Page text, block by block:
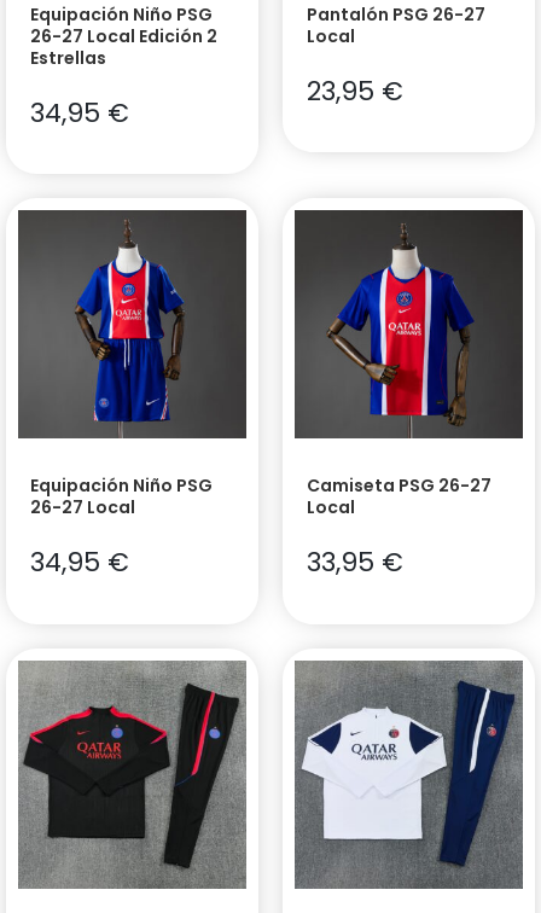
Equipación Niño PSG
26-27 Local Edición 2
Estrellas
34,95 €
Pantalón PSG 26-27
Local
23,95 €
Equipación Niño PSG
26-27 Local
34,95 €
Camiseta PSG 26-27
Local
33,95 €